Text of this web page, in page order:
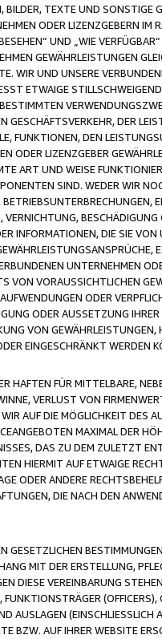
TEXTE UND SONSTIGE
ODER LIZENZGEBERN IM
UND „WIE
GEWÄHRLEISTUNGEN
WIR UND UNSERE
ETWAIGE
DER
FUNKTIONEN, DEN
ODER LIZENZGEBER
ART UND WEISE
SIND. WEDER WIR
INFORMATIONEN, DIE SIE
UNTERNEHMEN
VON VORAUSSICHTLICHEN
ODER
ODER AUSSETZUNG
VON
EINGESCHRÄNKT WERDEN
HAFTEN FÜR MITTELBARE,
VERLUST VON
AUF DIE MÖGLICHKEIT DES
MAXIMAL DER
DAS ZU DEM ZULETZT
HIERMIT AUF ETWAIGE
ODER ANDERE
DIE NACH DEN
MIT DER ERSTELLUNG,
DIESE VEREINBARUNG
(EINSCHLIESSLICH
BZW. AUF IHRER WEBSITE